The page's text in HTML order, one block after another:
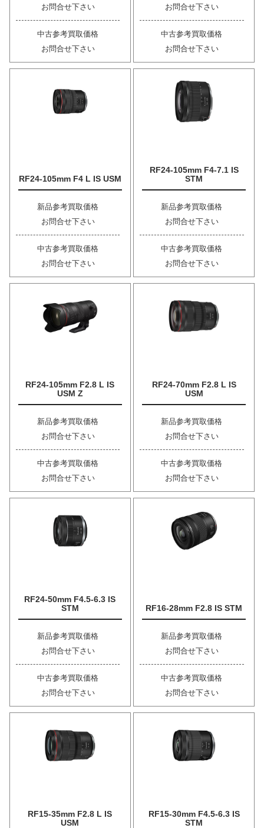
お問合せ下さい
中古参考買取価格
お問合せ下さい
お問合せ下さい
中古参考買取価格
お問合せ下さい
RF24-105mm F4 L IS USM
新品参考買取価格
お問合せ下さい
中古参考買取価格
お問合せ下さい
RF24-105mm F4-7.1 IS
STM
新品参考買取価格
お問合せ下さい
中古参考買取価格
お問合せ下さい
RF24-105mm F2.8 L IS
USM Z
新品参考買取価格
お問合せ下さい
中古参考買取価格
お問合せ下さい
RF24-70mm F2.8 L IS
USM
新品参考買取価格
お問合せ下さい
中古参考買取価格
お問合せ下さい
RF24-50mm F4.5-6.3 IS
STM
新品参考買取価格
お問合せ下さい
中古参考買取価格
お問合せ下さい
RF16-28mm F2.8 IS STM
新品参考買取価格
お問合せ下さい
中古参考買取価格
お問合せ下さい
RF15-35mm F2.8 L IS
USM
RF15-30mm F4.5-6.3 IS
STM